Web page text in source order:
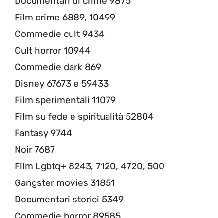
Film crime 6889, 10499
Commedie cult 9434
Cult horror 10944
Commedie dark 869
Disney 67673 e 59433
Film sperimentali 11079
Film su fede e spiritualità 52804
Fantasy 9744
Noir 7687
Film Lgbtq+ 8243, 7120, 4720, 500
Gangster movies 31851
Documentari storici 5349